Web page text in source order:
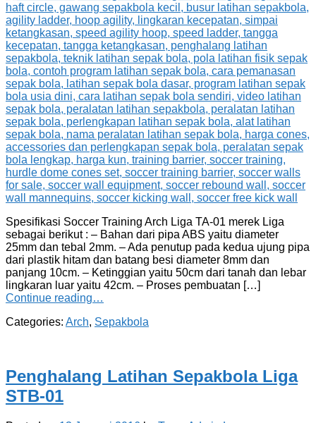
Spesifikasi Soccer Training Arch Liga TA-01 merek Liga
sebagai berikut : – Bahan dari pipa ABS yaitu diameter
25mm dan tebal 2mm. – Ada penutup pada kedua ujung pipa
dari plastik hitam dan batang besi diameter 8mm dan
panjang 10cm. – Ketinggian yaitu 50cm dari tanah dan lebar
lingkaran luar yaitu 42cm. – Proses pembuatan […]
Continue reading…
Categories: Arch, Sepakbola
Penghalang Latihan Sepakbola Liga
STB-01